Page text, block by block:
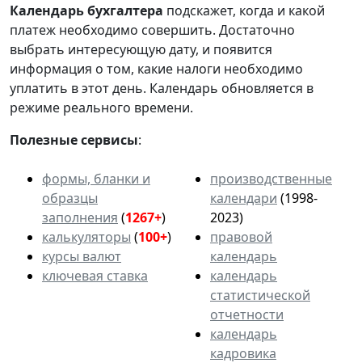
Календарьбухгалтера подскажет, когда и какой
платеж необходимо совершить. Достаточно
выбрать интересующую дату, и появится
информация о том, какие налоги необходимо
уплатить в этот день. Календарь обновляется в
режиме реального времени.
Полезные сервисы:
формы, бланки и
образцы
заполнения (1267+)
калькуляторы (100+)
курсы валют
ключевая ставка
производственные
календари (1998-
2023)
правовой
календарь
календарь
статистической
отчетности
календарь
кадровика